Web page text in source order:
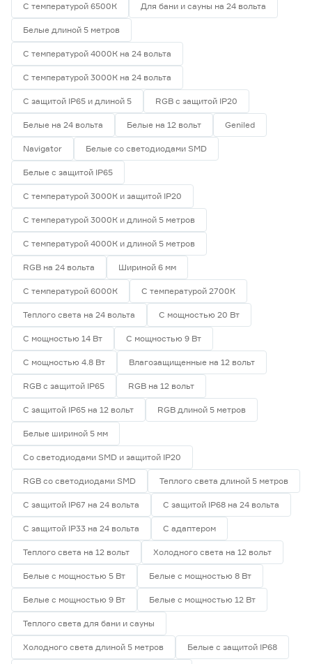
С температурой 6500К Для бани и сауны на 24 вольта
Белые длиной 5 метров
С температурой 4000К на 24 вольта
С температурой 3000К на 24 вольта
С защитой IP65 и длиной 5 RGB с защитой IP20
Белые на 24 вольта Белые на 12 вольт Geniled
Navigator Белые со светодиодами SMD
Белые с защитой IP65
С температурой 3000К и защитой IP20
С температурой 3000К и длиной 5 метров
С температурой 4000К и длиной 5 метров
RGB на 24 вольта Шириной 6 мм
С температурой 6000К С температурой 2700К
Теплого света на 24 вольта С мощностью 20 Вт
С мощностью 14 Вт С мощностью 9 Вт
С мощностью 4.8 Вт Влагозащищенные на 12 вольт
RGB с защитой IP65 RGB на 12 вольт
С защитой IP65 на 12 вольт RGB длиной 5 метров
Белые шириной 5 мм
Со светодиодами SMD и защитой IP20
RGB со светодиодами SMD Теплого света длиной 5 метров
С защитой IP67 на 24 вольта С защитой IP68 на 24 вольта
С защитой IP33 на 24 вольта С адаптером
Теплого света на 12 вольт Холодного света на 12 вольт
Белые с мощностью 5 Вт Белые с мощностью 8 Вт
Белые с мощностью 9 Вт Белые с мощностью 12 Вт
Теплого света для бани и сауны
Холодного света длиной 5 метров Белые с защитой IP68